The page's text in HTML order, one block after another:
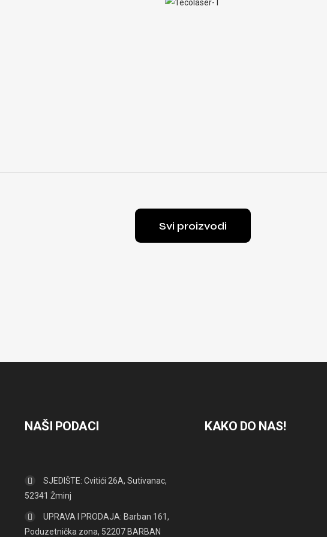
Svi proizvodi
NAŠI PODACI
SJEDIŠTE: Cvitići 26A, Sutivanac,
52341 Žminj
UPRAVA I PRODAJA: Barban 161,
Poduzetnička zona, 52207 BARBAN
KAKO DO NAS!